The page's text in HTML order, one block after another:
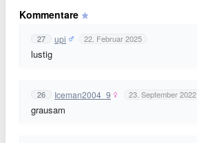
Kommentare
27 upi 22. Februar 2025
lustig
26 Iceman2004_9 23. September 2022
grausam